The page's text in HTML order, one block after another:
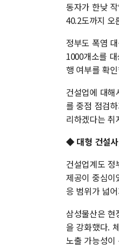
동자가 한낮
40.2도까지 오
정부도 폭염
1000개소를
행 여부를 확
건설업에 대
를 중점 점검
리하겠다는 취
◆ 대형 건설사
건설업계도
제공이 중심이
응 범위가 넓
삼성물산은 현
을 강화했다.
노출 가능성이